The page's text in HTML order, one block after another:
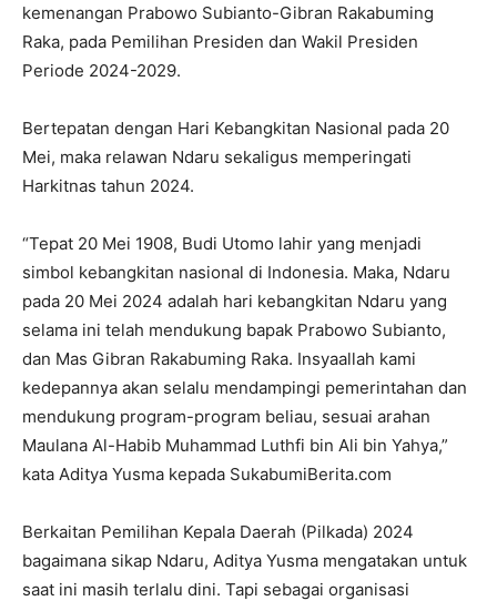
kemenangan Prabowo Subianto-Gibran Rakabuming
Raka, pada Pemilihan Presiden dan Wakil Presiden
Periode 2024-2029.
Bertepatan dengan Hari Kebangkitan Nasional pada 20
Mei, maka relawan Ndaru sekaligus memperingati
Harkitnas tahun 2024.
“Tepat 20 Mei 1908, Budi Utomo lahir yang menjadi
simbol kebangkitan nasional di Indonesia. Maka, Ndaru
pada 20 Mei 2024 adalah hari kebangkitan Ndaru yang
selama ini telah mendukung bapak Prabowo Subianto,
dan Mas Gibran Rakabuming Raka. Insyaallah kami
kedepannya akan selalu mendampingi pemerintahan dan
mendukung program-program beliau, sesuai arahan
Maulana Al-Habib Muhammad Luthfi bin Ali bin Yahya,”
kata Aditya Yusma kepada SukabumiBerita.com
Berkaitan Pemilihan Kepala Daerah (Pilkada) 2024
bagaimana sikap Ndaru, Aditya Yusma mengatakan untuk
saat ini masih terlalu dini. Tapi sebagai organisasi